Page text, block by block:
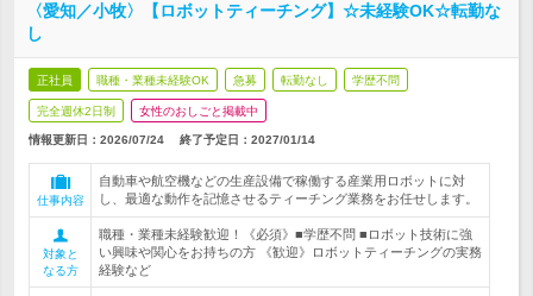
〈愛知／小牧〉【ロボットティーチング】☆未経験OK☆転勤な
し
正社員 職種・業種未経験OK 急募 転勤なし 学歴不問
完全週休2日制 女性のおしごと掲載中
情報更新日：2026/07/24 終了予定日： 2027/01/14
仕事内容
自動車や航空機などの生産設備で稼働する産業用ロボットに対
し、最適な動作を記憶させるティーチング業務をお任せします。
対象と
なる方
職種・業種未経験歓迎！《必須》■学歴不問 ■ロボット技術に強
い興味や関心をお持ちの方 《歓迎》ロボットティーチングの実務
経験など